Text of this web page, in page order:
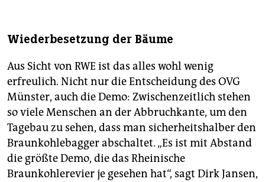
Wiederbesetzung der Bäume
Aus Sicht von RWE ist das alles wohl wenig
erfreulich. Nicht nur die Entscheidung des OVG
Münster, auch die Demo: Zwischenzeitlich stehen
so viele Menschen an der Abbruchkante, um den
Tagebau zu sehen, dass man sicherheitshalber den
Braunkohlebagger abschaltet. „Es ist mit Abstand
die größte Demo, die das Rheinische
Braunkohlerevier je gesehen hat“, sagt Dirk Jansen,